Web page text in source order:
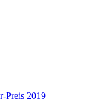
Preis 2019